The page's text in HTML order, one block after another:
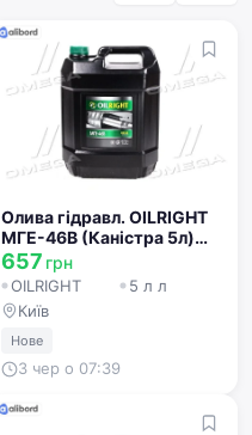
Олива гідравл. OILRIGHT
МГЕ-46В (Каністра 5л)
2602
657 грн
OILRIGHT
5 л л
Київ
Нове
3 чер о 07:39